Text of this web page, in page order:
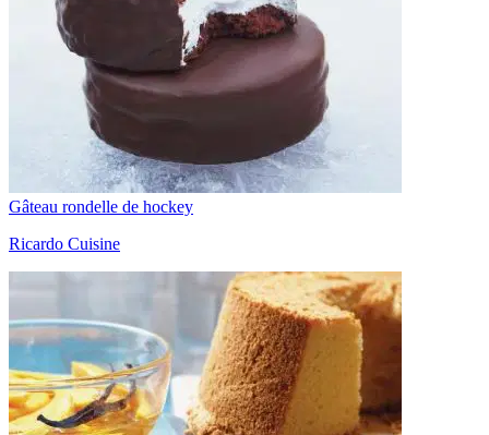
Gâteau rondelle de hockey
Ricardo Cuisine